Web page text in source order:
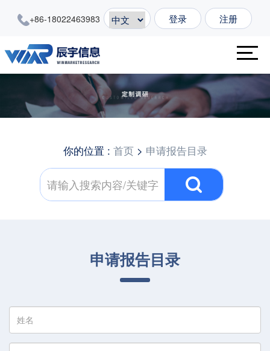
+86-18022463983 登录 注册
你的位置 : 首页> 申请报告目录
申请报告目录